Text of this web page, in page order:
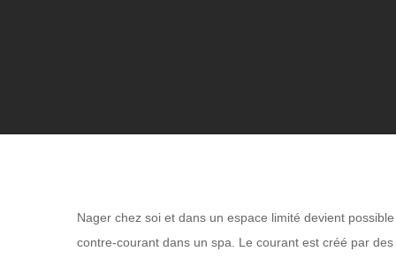
Nager chez soi et dans un espace limité devient
contre-courant dans un spa. Le courant est créé par